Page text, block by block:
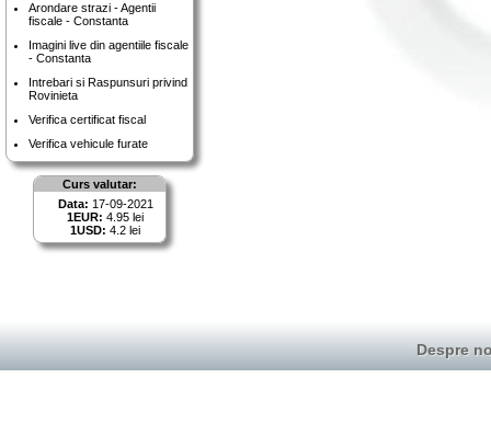
Arondare strazi - Agentii
fiscale - Constanta
Imagini live din agentiile fiscale
- Constanta
Intrebari si Raspunsuri privind
Rovinieta
Verifica certificat fiscal
Verifica vehicule furate
Curs valutar:
Data: 17-09-2021
1EUR: 4.95 lei
1USD: 4.2 lei
Despre